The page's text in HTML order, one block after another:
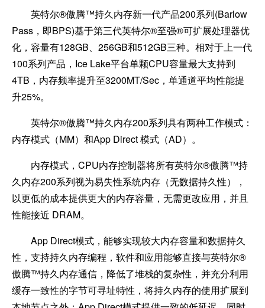
英特尔®傲腾™持久内存新一代产品200系列(Barlow
Pass，即BPS)基于第三代英特尔®至强®可扩展处理器优
化，容量有128GB、256GB和512GB三种。相对于上一代
100系列产品，Ice Lake平台单颗CPU容量最大支持到
4TB，内存频率提升至3200MT/Sec，单通道平均性能提
升25%。
英特尔®傲腾™持久内存200系列具有两种工作模式：
内存模式（MM）和App Direct 模式（AD）。
内存模式，CPU内存控制器将所有英特尔®傲腾™持
久内存200系列视为易失性系统内存（无数据持久性），
以更低的成本提供更大的内存容量，无需更改应用，并且
性能接近 DRAM。
App Direct模式，能够实现较大内存容量和数据持久
性，支持持久内存编程，软件和应用能够直接与英特尔®
傲腾™持久内存通信，降低了堆栈的复杂性，并充分利用
缓存一致性的字节可寻址特性，将持久内存的使用扩展到